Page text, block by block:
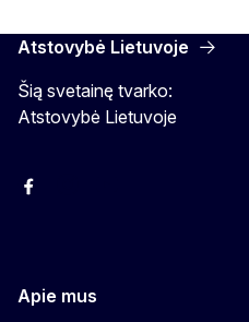
Atstovybė Lietuvoje
Šią svetainę tvarko:
Atstovybė Lietuvoje
Facebook
Apie mus